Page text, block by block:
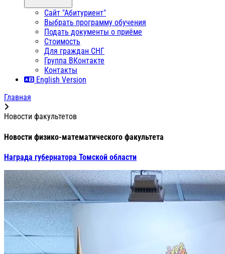
Сайт "Абитуриент"
Выбрать программу обучения
Подать документы о приёме
Стоимость
Для граждан СНГ
Группа ВКонтакте
Контакты
English Version
Главная
Новости факультетов
Новости физико-математического факультета
Награда губернатора Томской области